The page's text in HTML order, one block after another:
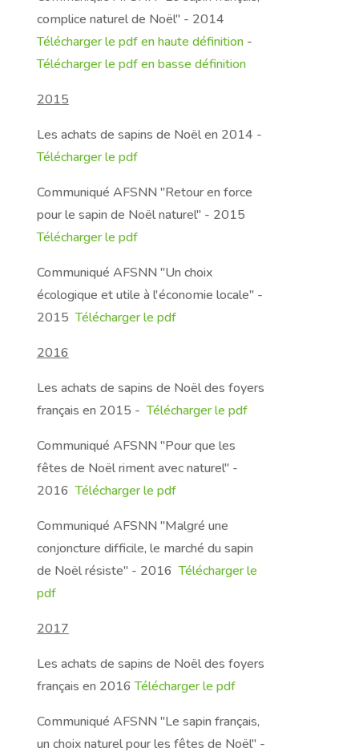
complice naturel de Noël" - 2014
Télécharger le pdf en haute définition-
Télécharger le pdf en basse définition
2015
Les achats de sapins de Noël en 2014 -
Télécharger le pdf
Communiqué AFSNN "Retour en force
pour le sapin de Noël naturel" - 2015
Télécharger le pdf
Communiqué AFSNN "Un choix
écologique et utile à l'économie locale" -
2015 Télécharger le pdf
2016
Les achats de sapins de Noël des foyers
français en 2015 - Télécharger le pdf
Communiqué AFSNN "Pour que les
fêtes de Noël riment avec naturel" -
2016 Télécharger le pdf
Communiqué AFSNN "Malgré une
conjoncture difficile, le marché du sapin
de Noël résiste" - 2016 Télécharger le
pdf
2017
Les achats de sapins de Noël des foyers
français en 2016 Télécharger le pdf
Communiqué AFSNN "Le sapin français,
un choix naturel pour les fêtes de Noël" -